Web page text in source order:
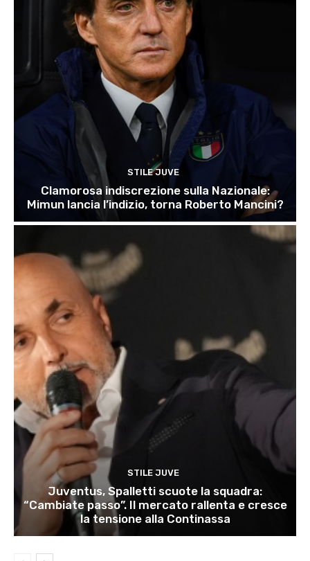
STILE JUVE
Clamorosa indiscrezione sulla Nazionale:
Mimun lancia l’indizio, torna Roberto Mancini?
STILE JUVE
Juventus, Spalletti scuote la squadra:
“Cambiate passo”. Il mercato rallenta e cresce
la tensione alla Continassa